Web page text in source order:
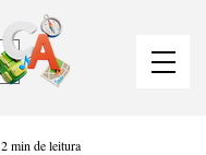
2 min de leitura